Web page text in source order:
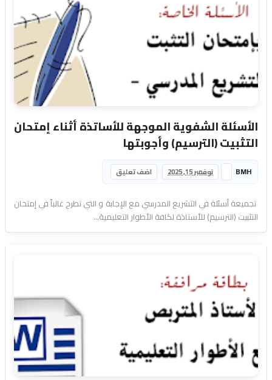
الأسئلة الشفوية الموجهة للأساتذة أثناء إمتحان
التثبيت (الترسيم) وأجوبتها
BMH نوفمبر 15, 2025 اضف تعليق
تجميعة أسئلة في التشريع المدرسي مع الإجابة و التي تطرح غالباً في إمتحان
التثبيت (الترسيم) للأستاذة لكافة الأطوار التعليمية...